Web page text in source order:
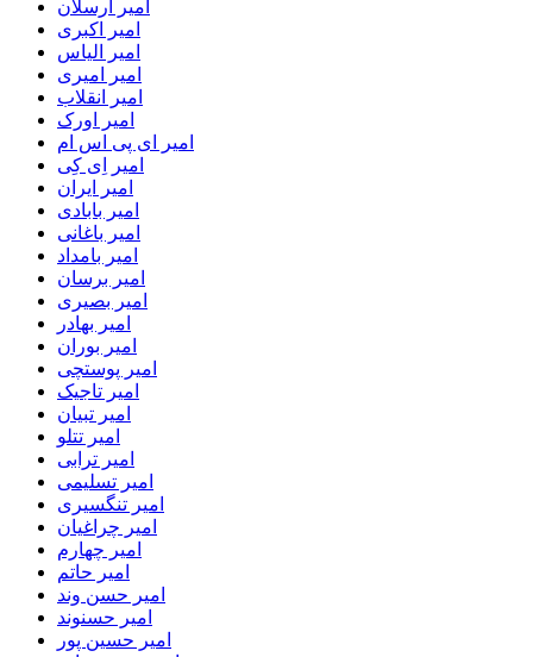
امیر ارسلان
امیر اکبری
امیر الیاس
امیر امیری
امیر انقلاب
امیر اورک
امیر ای پی اس ام
امیر اِی کِی
امیر ایران
امیر بابادی
امیر باغانی
امیر بامداد
امیر برسان
امیر بصیری
امیر بهادر
امیر بوران
امیر پوستچی
امیر تاجیک
امیر تبیان
امیر تتلو
امیر ترابی
امیر تسلیمی
امیر تنگسیری
امیر چراغیان
امیر چهارم
امیر حاتم
امیر حسن وند
امیر حسنوند
امیر حسین پور